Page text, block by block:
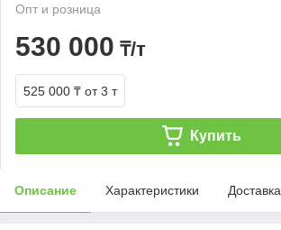
Опт и розница
530 000 ₸/т
525 000 ₸ от 3 т
Купить
Описание Характеристики Доставка